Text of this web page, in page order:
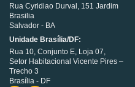
Rua Cyridiao Durval, 151 Jardim
Brasilia
Salvador - BA
Unidade Brasília/DF:
Rua 10, Conjunto E, Loja 07,
Setor Habitacional Vicente Pires –
Trecho 3
Brasília - DF